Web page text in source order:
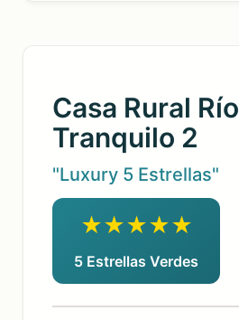
Casa Rural Río
Tranquilo 2
"Luxury 5 Estrellas"
★★★★★
5 Estrellas Verdes